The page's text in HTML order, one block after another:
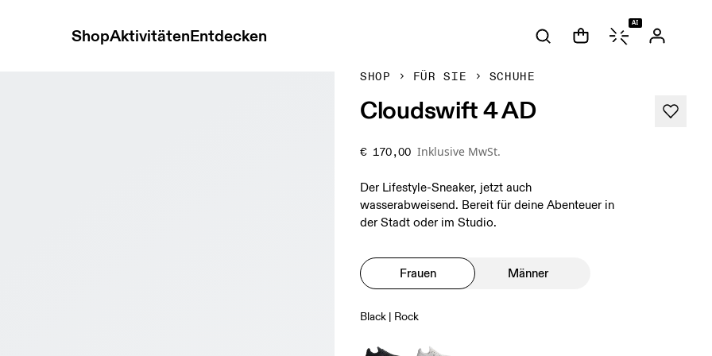
ShopAktivitätenEntdecken
AI
SHOP FÜR SIE SCHUHE
Cloudswift 4 AD
€ 170,00 Inklusive MwSt.
Der Lifestyle-Sneaker, jetzt auch
wasserabweisend. Bereit für deine Abenteuer in
der Stadt oder im Studio.
Frauen Männer
Black | Rock